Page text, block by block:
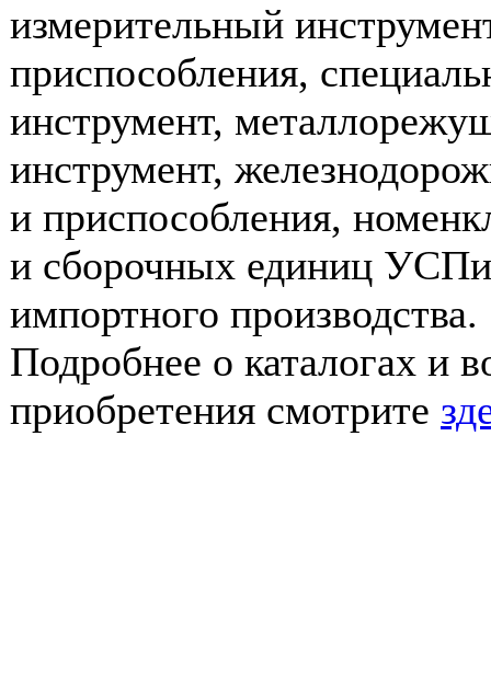
измерительный
приспособления,
инструмент,
инструмент,
и приспособления,
и сборочных единиц
импортного производства.
Подробнее о каталогах и
приобретения смотрите